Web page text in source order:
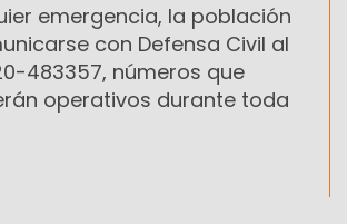
emergencia, la población
con Defensa Civil al
483357, números que
operativos durante toda